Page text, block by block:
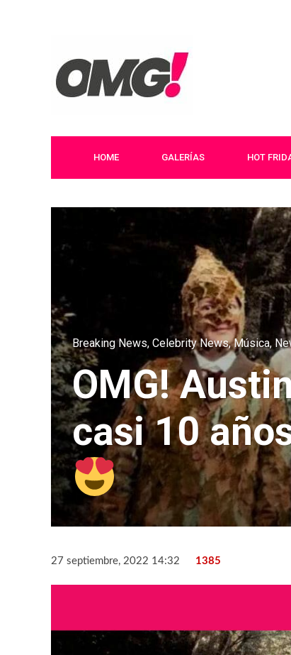
HOME GALERÍAS HOT
Breaking News, Celebrity News,Música,
OMG!
casi 10
27 septiembre, 2022 14:32 1385